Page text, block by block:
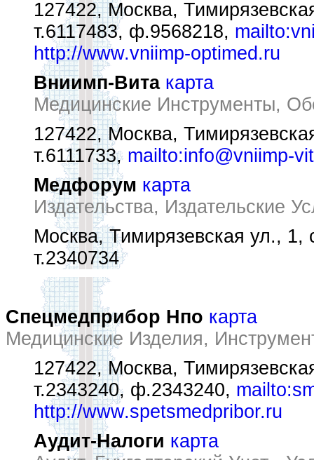
127422, Москва,
т.6117483, ф.9568218,
http://www.vniimp-optimed.ru
Вниимп-Вита карта
Медицинские Инструменты,
127422, Москва,
т.6111733, mailto:info@vniimp-
Медфорум карта
Издательства, Издательские
Москва, Тимирязевская ул., 1,
т.2340734
Спецмедприбор Нпо карта
Медицинские Изделия,
127422, Москва,
т.2343240, ф.2343240,
http://www.spetsmedpribor.ru
Аудит-Налоги карта